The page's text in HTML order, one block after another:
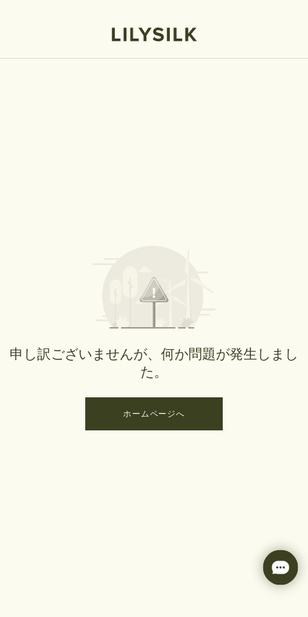
申し訳ございませんが、何か問題が発生しまし
た。
ホームページへ